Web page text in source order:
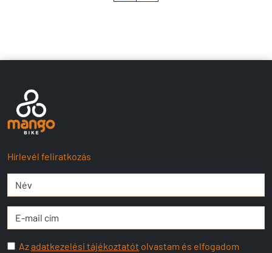
Hírlevél feliratkozás
Azadatkezelési tájékoztatót olvastam és elfogadom